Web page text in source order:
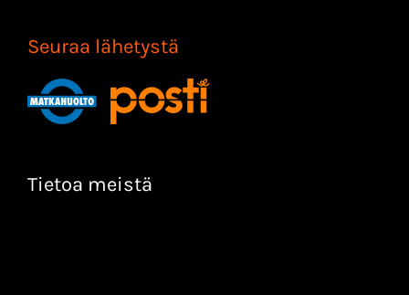
Seuraa lähetystä
Tietoa meistä